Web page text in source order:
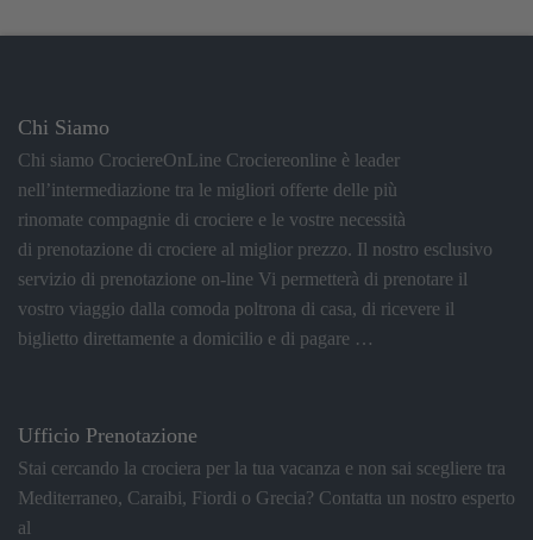
Chi Siamo
Chi siamo CrociereOnLine Crociereonline è leader
nell’intermediazione tra le migliori offerte delle più
rinomate compagnie di crociere e le vostre necessità
di prenotazione di crociere al miglior prezzo. Il nostro esclusivo
servizio di prenotazione on-line Vi permetterà di prenotare il
vostro viaggio dalla comoda poltrona di casa, di ricevere il
biglietto direttamente a domicilio e di pagare …
Ufficio Prenotazione
Stai cercando la crociera per la tua vacanza e non sai scegliere tra
Mediterraneo, Caraibi, Fiordi o Grecia? Contatta un nostro esperto
al